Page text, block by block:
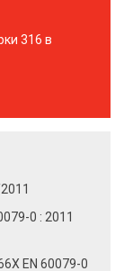
316 в
0 : 2011
EN 60079-0